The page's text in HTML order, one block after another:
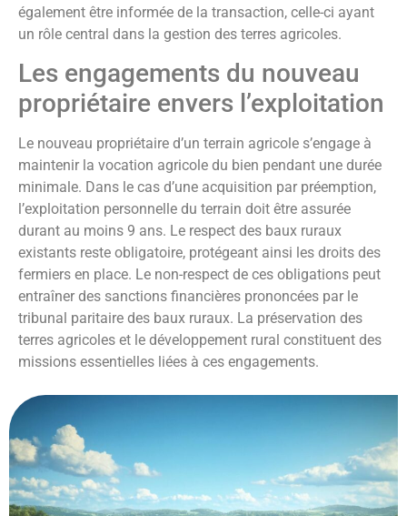
également être informée de la transaction, celle-ci ayant
un rôle central dans la gestion des terres agricoles.
Les engagements du nouveau
propriétaire envers l’exploitation
Le nouveau propriétaire d’un terrain agricole s’engage à
maintenir la vocation agricole du bien pendant une durée
minimale. Dans le cas d’une acquisition par préemption,
l’exploitation personnelle du terrain doit être assurée
durant au moins 9 ans. Le respect des baux ruraux
existants reste obligatoire, protégeant ainsi les droits des
fermiers en place. Le non-respect de ces obligations peut
entraîner des sanctions financières prononcées par le
tribunal paritaire des baux ruraux. La préservation des
terres agricoles et le développement rural constituent des
missions essentielles liées à ces engagements.